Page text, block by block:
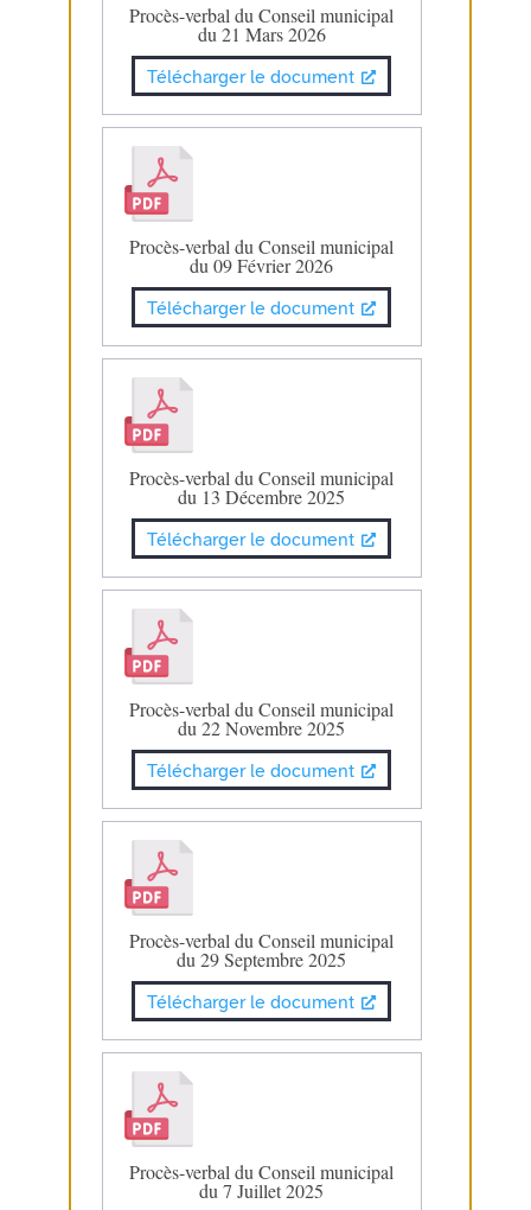
Procès-verbal du Conseil municipal
du 21 Mars 2026
Télécharger le document
Procès-verbal du Conseil municipal
du 09 Février 2026
Télécharger le document
Procès-verbal du Conseil municipal
du 13 Décembre 2025
Télécharger le document
Procès-verbal du Conseil municipal
du 22 Novembre 2025
Télécharger le document
Procès-verbal du Conseil municipal
du 29 Septembre 2025
Télécharger le document
Procès-verbal du Conseil municipal
du 7 Juillet 2025